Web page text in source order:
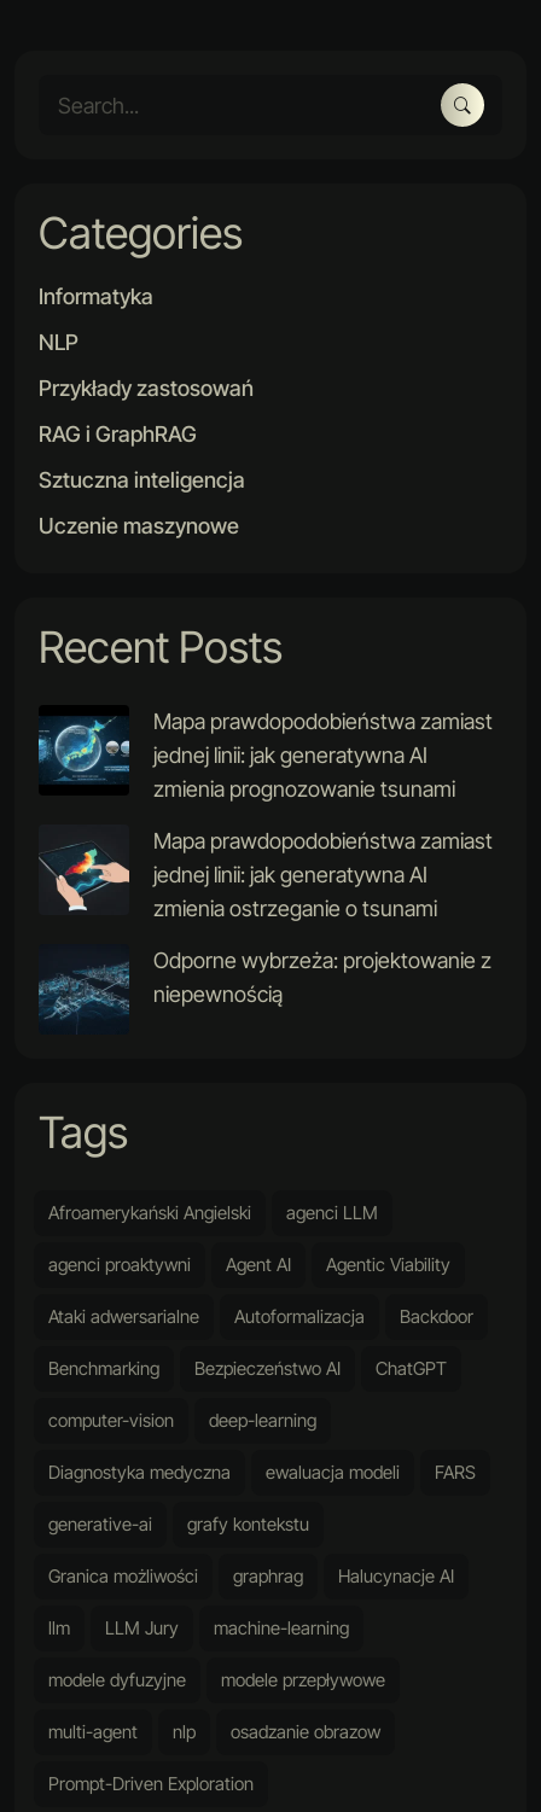
Categories
Informatyka
NLP
Przykłady zastosowań
RAG i GraphRAG
Sztuczna inteligencja
Uczenie maszynowe
Recent Posts
Mapa prawdopodobieństwa zamiast
jednej linii: jak generatywna AI
zmienia prognozowanie tsunami
Mapa prawdopodobieństwa zamiast
jednej linii: jak generatywna AI
zmienia ostrzeganie o tsunami
Odporne wybrzeża: projektowanie z
niepewnością
Tags
Afroamerykański Angielski agenci LLM
agenci proaktywni Agent AI Agentic Viability
Ataki adwersarialne Autoformalizacja Backdoor
Benchmarking Bezpieczeństwo AI ChatGPT
computer-vision deep-learning
Diagnostyka medyczna ewaluacja modeli FARS
generative-ai grafy kontekstu
Granica możliwości graphrag Halucynacje AI
llm LLM Jury machine-learning
modele dyfuzyjne modele przepływowe
multi-agent nlp osadzanie obrazow
Prompt-Driven Exploration